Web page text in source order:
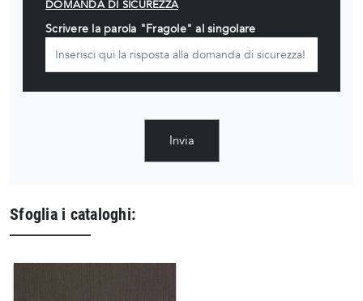
DOMANDA DI SICUREZZA
Scrivere la parola "Fragole" al singolare
Invia
Sfoglia i cataloghi: